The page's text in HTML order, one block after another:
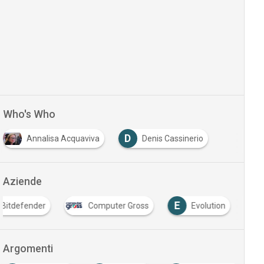
Who's Who
Annalisa Acquaviva D Denis Cassinerio
Aziende
Bitdefender Computer Gross E Evolution
Argomenti